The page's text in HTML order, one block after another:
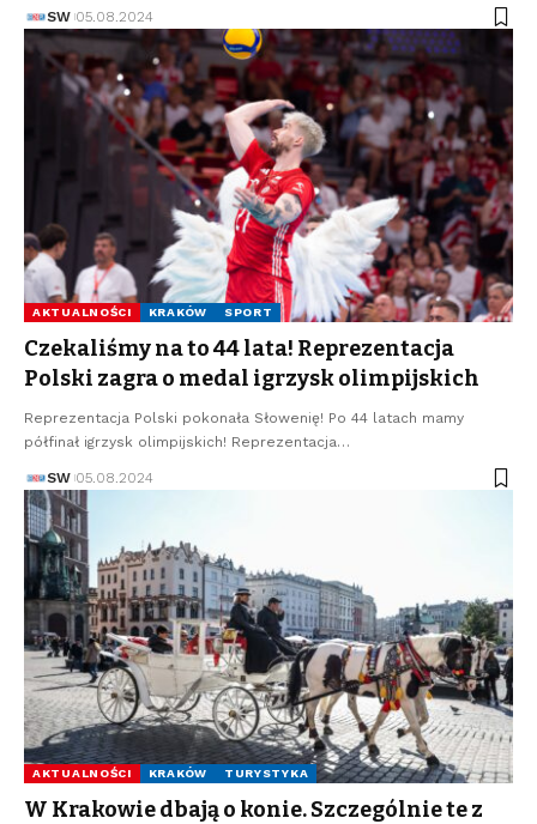
SW 05.08.2024
AKTUALNOŚCI KRAKÓW SPORT
Czekaliśmy na to 44 lata! Reprezentacja
Polski zagra o medal igrzysk olimpijskich
Reprezentacja Polski pokonała Słowenię! Po 44 latach mamy
półfinał igrzysk olimpijskich! Reprezentacja…
SW 05.08.2024
AKTUALNOŚCI KRAKÓW TURYSTYKA
W Krakowie dbają o konie. Szczególnie te z